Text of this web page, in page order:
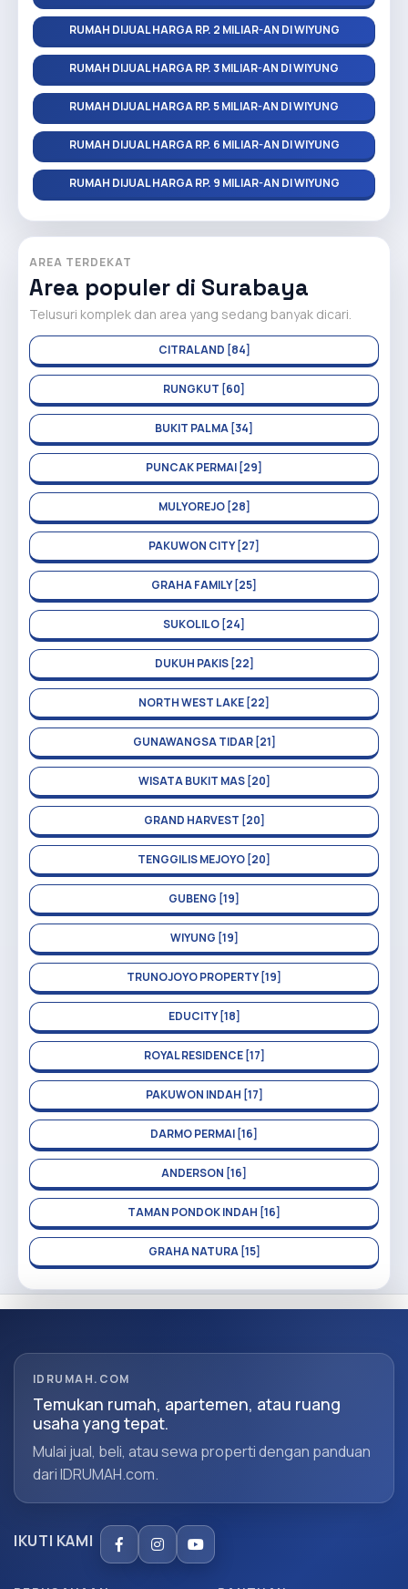
RUMAH DIJUAL HARGA RP. 2 MILIAR-AN DI WIYUNG
RUMAH DIJUAL HARGA RP. 3 MILIAR-AN DI WIYUNG
RUMAH DIJUAL HARGA RP. 5 MILIAR-AN DI WIYUNG
RUMAH DIJUAL HARGA RP. 6 MILIAR-AN DI WIYUNG
RUMAH DIJUAL HARGA RP. 9 MILIAR-AN DI WIYUNG
AREA TERDEKAT
Area populer di Surabaya
Telusuri komplek dan area yang sedang banyak dicari.
CITRALAND [84]
RUNGKUT [60]
BUKIT PALMA [34]
PUNCAK PERMAI [29]
MULYOREJO [28]
PAKUWON CITY [27]
GRAHA FAMILY [25]
SUKOLILO [24]
DUKUH PAKIS [22]
NORTH WEST LAKE [22]
GUNAWANGSA TIDAR [21]
WISATA BUKIT MAS [20]
GRAND HARVEST [20]
TENGGILIS MEJOYO [20]
GUBENG [19]
WIYUNG [19]
TRUNOJOYO PROPERTY [19]
EDUCITY [18]
ROYAL RESIDENCE [17]
PAKUWON INDAH [17]
DARMO PERMAI [16]
ANDERSON [16]
TAMAN PONDOK INDAH [16]
GRAHA NATURA [15]
IDRUMAH.COM
Temukan rumah, apartemen, atau ruang
usaha yang tepat.
Mulai jual, beli, atau sewa properti dengan panduan
dari IDRUMAH.com.
IKUTI KAMI